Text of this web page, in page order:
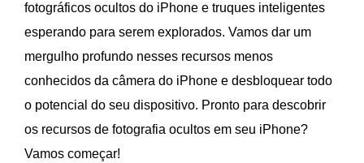
fotográficos ocultos do iPhone e truques inteligentes
esperando para serem explorados. Vamos dar um
mergulho profundo nesses recursos menos
conhecidos da câmera do iPhone e desbloquear todo
o potencial do seu dispositivo. Pronto para descobrir
os recursos de fotografia ocultos em seu iPhone?
Vamos começar!